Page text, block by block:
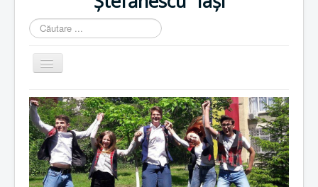
Căutare
...
Comută
navigarea
Home
Istoric
Resurse umane
Resurse materiale